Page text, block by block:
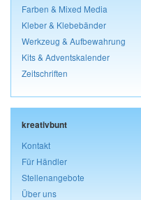
Farben & Mixed Media
Kleber & Klebebänder
Werkzeug & Aufbewahrung
Kits & Adventskalender
Zeitschriften
kreativbunt
Kontakt
Für Händler
Stellenangebote
Über uns